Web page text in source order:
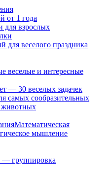
от 1 года
для взрослых
для веселого праздника
веселые и интересные
— 30 веселых задачек
самых сообразительных
животных
Математическая
мышление
— группировка